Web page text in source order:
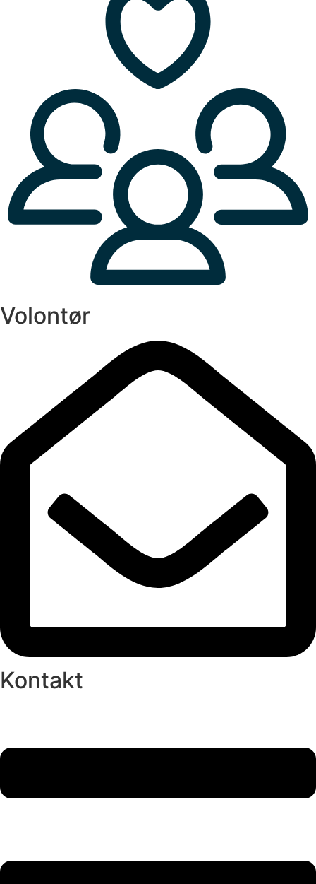
Volontør
Kontakt